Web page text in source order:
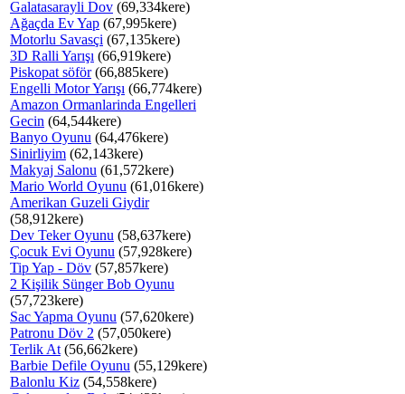
Galatasarayli Dov (69,334kere)
Ağaçda Ev Yap (67,995kere)
Motorlu Savasçi (67,135kere)
3D Ralli Yarışı (66,919kere)
Piskopat söför(66,885kere)
Engelli Motor Yarışı (66,774kere)
Amazon Ormanlarinda Engelleri
Gecin (64,544kere)
Banyo Oyunu (64,476kere)
Sinirliyim (62,143kere)
Makyaj Salonu (61,572kere)
Mario World Oyunu (61,016kere)
Amerikan Guzeli Giydir
(58,912kere)
Dev Teker Oyunu (58,637kere)
Çocuk Evi Oyunu (57,928kere)
Tip Yap - Döv (57,857kere)
2 Kişilik Sünger Bob Oyunu
(57,723kere)
Sac Yapma Oyunu (57,620kere)
Patronu Döv 2 (57,050kere)
Terlik At (56,662kere)
Barbie Defile Oyunu (55,129kere)
Balonlu Kiz (54,558kere)